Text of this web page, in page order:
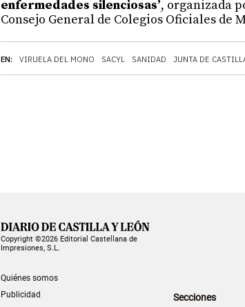
EN: VIRUELA DEL MONO SACYL SANIDAD JUNTA DE
enfermedades silenciosas’, organizada
Consejo General de Colegios Oficiales de
Copyright ©2026 Editorial Castellana de
Impresiones, S.L.
Quiénes somos
Publicidad
Secciones